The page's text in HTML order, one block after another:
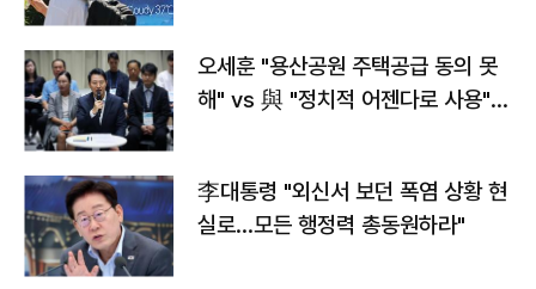
오세훈 "용산공원 주택공급 동의 못
해" vs 與 "정치적 어젠다로 사용"
李대통령 "외신서 보던 폭염 상황 현
실로…모든 행정력 총동원하라"